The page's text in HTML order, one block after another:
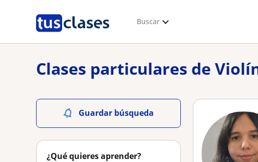
Buscar
Clases particulares de
Guardar búsqueda
¿Qué quieres aprender?